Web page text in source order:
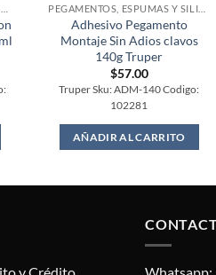
Adhesivo Pegamento
Montaje Sin Adios clavos
140g Truper
$57.00
Truper Sku: ADM-140 Codigo:
102281
AÑADIR AL CARRITO